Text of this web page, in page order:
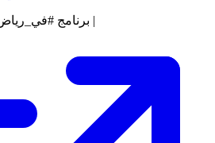
برنامج #في_رياض_السنة |الموسم الثاني ح1 |